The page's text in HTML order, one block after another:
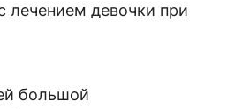
лечением девочки при
большой